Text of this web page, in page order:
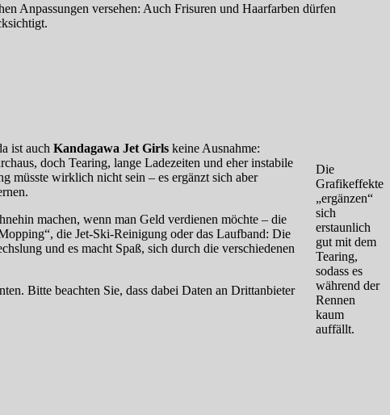
Anpassungen versehen: Auch Frisuren und Haarfarben dürfen
Die
Grafikeffekte
„ergänzen“
sich
erstaunlich
gut mit dem
Tearing,
sodass es
während der
Rennen
kaum
auffällt.
ist auch Kandagawa Jet Girls keine Ausnahme:
doch Tearing, lange Ladezeiten und eher instabile
müsste wirklich nicht sein – es ergänzt sich aber
machen, wenn man Geld verdienen möchte – die
die Jet-Ski-Reinigung oder das Laufband: Die
und es macht Spaß, sich durch die verschiedenen
Bitte beachten Sie, dass dabei Daten an Drittanbieter